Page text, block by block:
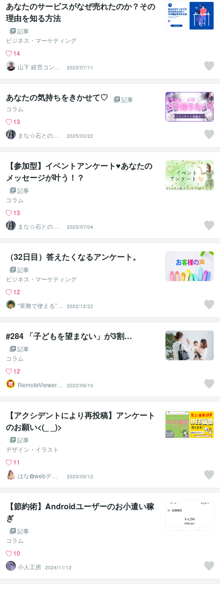
あなたのサービスがなぜ売れたのか？その
理由を知る方法
記事
ビジネス・マーケティング
14
山下 経営コンサ
ル／コーチ
2023/07/11
あなたの気持ちをきかせて♡
記事
コラム
13
まな☆石との絆
を整える占い師
＆セラピスト
2025/03/22
【参加型】イベントアンケート♥あなたの
メッセージが叶う！？
記事
コラム
13
まな☆石との絆
を整える占い師
＆セラピスト
2023/07/04
（32日目）答えたくなるアンケート。
記事
ビジネス・マーケティング
12
“実務で使える”改
善パートナー／
かめきち
2022/12/22
#284 「子どもを望まない」が3割…
記事
コラム
12
RemoteViewer導
2022/09/10
【アクシデントにより再投稿】アンケート
のお願い<(_ _)>
記事
デザイン・イラスト
11
はな✿webデザ
イン屋さん
2023/05/12
【節約術】Androidユーザーのお小遣い稼
ぎ
記事
コラム
10
小人工房 2024/11/12